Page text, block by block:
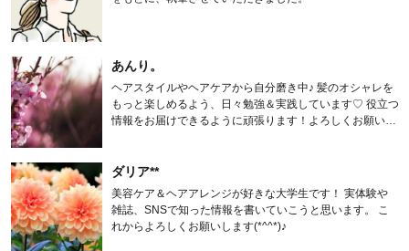
あんり。
ヘアスタイルやヘアケアから自分磨き中♪ 髪のオシャレを
もっと楽しめるよう、日々勉強＆実践しています♡ 役立つ
情報をお届けできるように頑張ります！よろしくお願いし
ダリア**
美容ケア＆ヘアアレンジが好きな大学生です！ 実体験や
雑誌、SNSで知った情報を書いていこうと思います。 こ
れからよろしくお願いします(*^^*)♪